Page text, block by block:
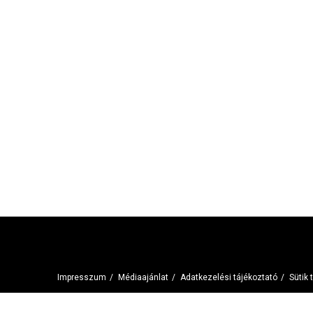
Impresszum / Médiaajánlat / Adatkezelési tájékoztató / Sütik